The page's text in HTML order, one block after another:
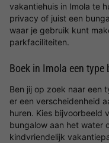
vakantiehuis in Imola te
privacy of juist een
waar je gebruik kunt
parkfaciliteiten.
Boek in Imola een
Ben jij op zoek naar een
er een verscheidenheid
huren. Kies bijvoorbeeld
bungalow aan het water
kindvriendelijk